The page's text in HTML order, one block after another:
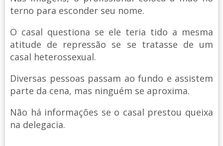
terno para esconder seu nome.
O casal questiona se ele teria tido a mesma
atitude de repressão se se tratasse de um
casal heterossexual.
Diversas pessoas passam ao fundo e assistem
parte da cena, mas ninguém se aproxima.
Não há informações se o casal prestou queixa
na delegacia.